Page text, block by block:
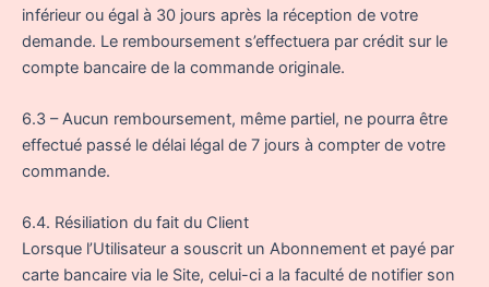
inférieur ou égal à 30 jours après la réception de votre
demande. Le remboursement s’effectuera par crédit sur le
compte bancaire de la commande originale.
6.3 – Aucun remboursement, même partiel, ne pourra être
effectué passé le délai légal de 7 jours à compter de votre
commande.
6.4. Résiliation du fait du Client
Lorsque l’Utilisateur a souscrit un Abonnement et payé par
carte bancaire via le Site, celui-ci a la faculté de notifier son